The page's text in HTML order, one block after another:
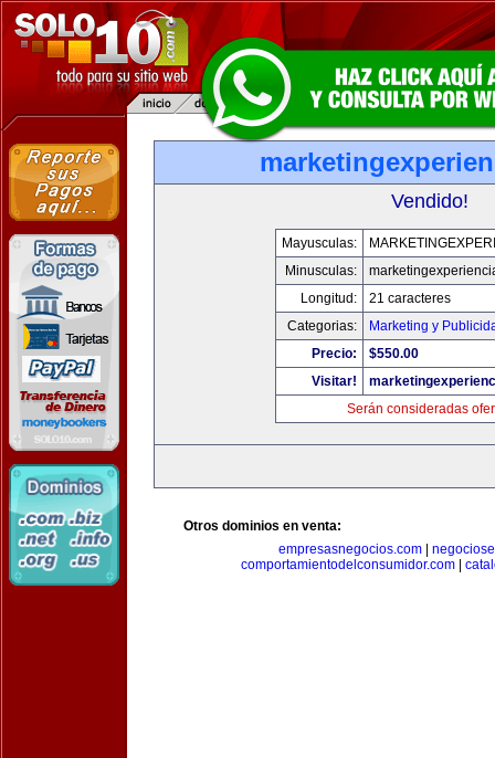
Vendido!
Mayusculas:
Minusculas:
Longitud:
21 caracteres
Categorias:
Marketing y
Precio:
$550.00
Visitar!
Serán consideradas
Otros dominios en venta:
empresasnegocios.com|
comportamientodelconsumidor.com|